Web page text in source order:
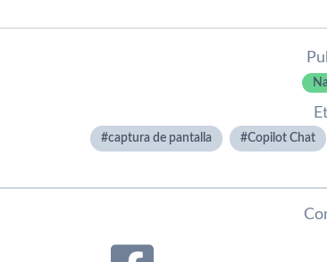
captura de pantalla Copilot Chat